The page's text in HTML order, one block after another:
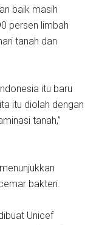
baik masih
persen limbah
tanah dan
itu baru
itu diolah dengan
tanah,”
bakteri.
Unicef